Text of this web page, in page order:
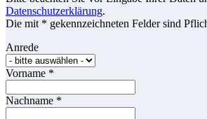
Datenschutzerklärung.
Die mit * gekennzeichneten Felder sind
Anrede
Vorname *
Nachname *